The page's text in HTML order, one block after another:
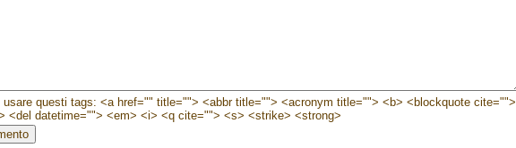
usare questi tags: <a href="" title=""> <abbr title=""> <acronym title=""> <b> <blockquote cite="">
<del datetime=""> <em> <i> <q cite=""> <s> <strike> <strong>